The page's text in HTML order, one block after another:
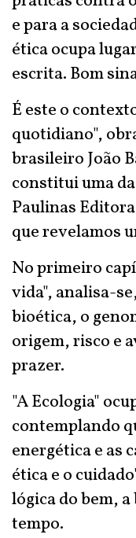
e para a
ética ocupa
escrita. Bom
É este o
quotidiano",
brasileiro João
constitui uma
Paulinas
que revelamos
No primeiro
vida", analisa-
bioética, o
origem, risco e
prazer.
"A Ecologia"
contemplando
energética e as
ética e o
lógica do bem, a
tempo.